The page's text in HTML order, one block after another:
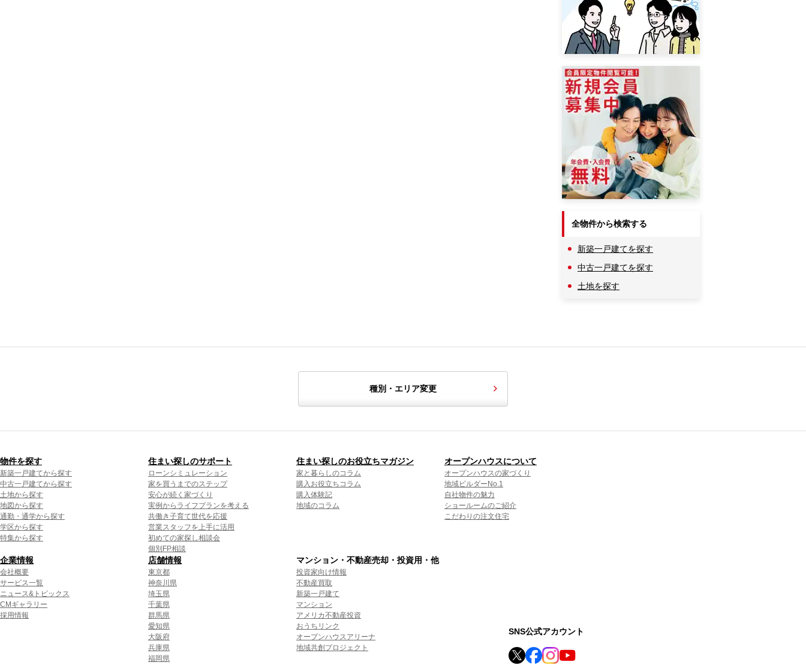
全物件から検索する
新築一戸建てを探す
中古一戸建てを探す
土地を探す
種別・エリア変更
物件を探す
新築一戸建てから探す
中古一戸建てから探す
土地から探す
地図から探す
通勤・通学から探す
学区から探す
特集から探す
住まい探しのサポート
ローンシミュレーション
家を買うまでのステップ
安心が続く家づくり
実例からライフプランを考える
共働き子育て世代を応援
営業スタッフを上手に活用
初めての家探し相談会
個別FP相談
住まい探しのお役立ちマガジン
家と暮らしのコラム
購入お役立ちコラム
購入体験記
地域のコラム
オープンハウスについて
オープンハウスの家づくり
地域ビルダーNo.1
自社物件の魅力
ショールームのご紹介
こだわりの注文住宅
企業情報
会社概要
サービス一覧
ニュース&トピックス
CMギャラリー
採用情報
店舗情報
東京都
神奈川県
埼玉県
千葉県
群馬県
愛知県
大阪府
兵庫県
福岡県
マンション・不動産売却・投資用・他
投資家向け情報
不動産買取
新築一戸建て
マンション
アメリカ不動産投資
おうちリンク
オープンハウスアリーナ
地域共創プロジェクト
SNS公式アカウント